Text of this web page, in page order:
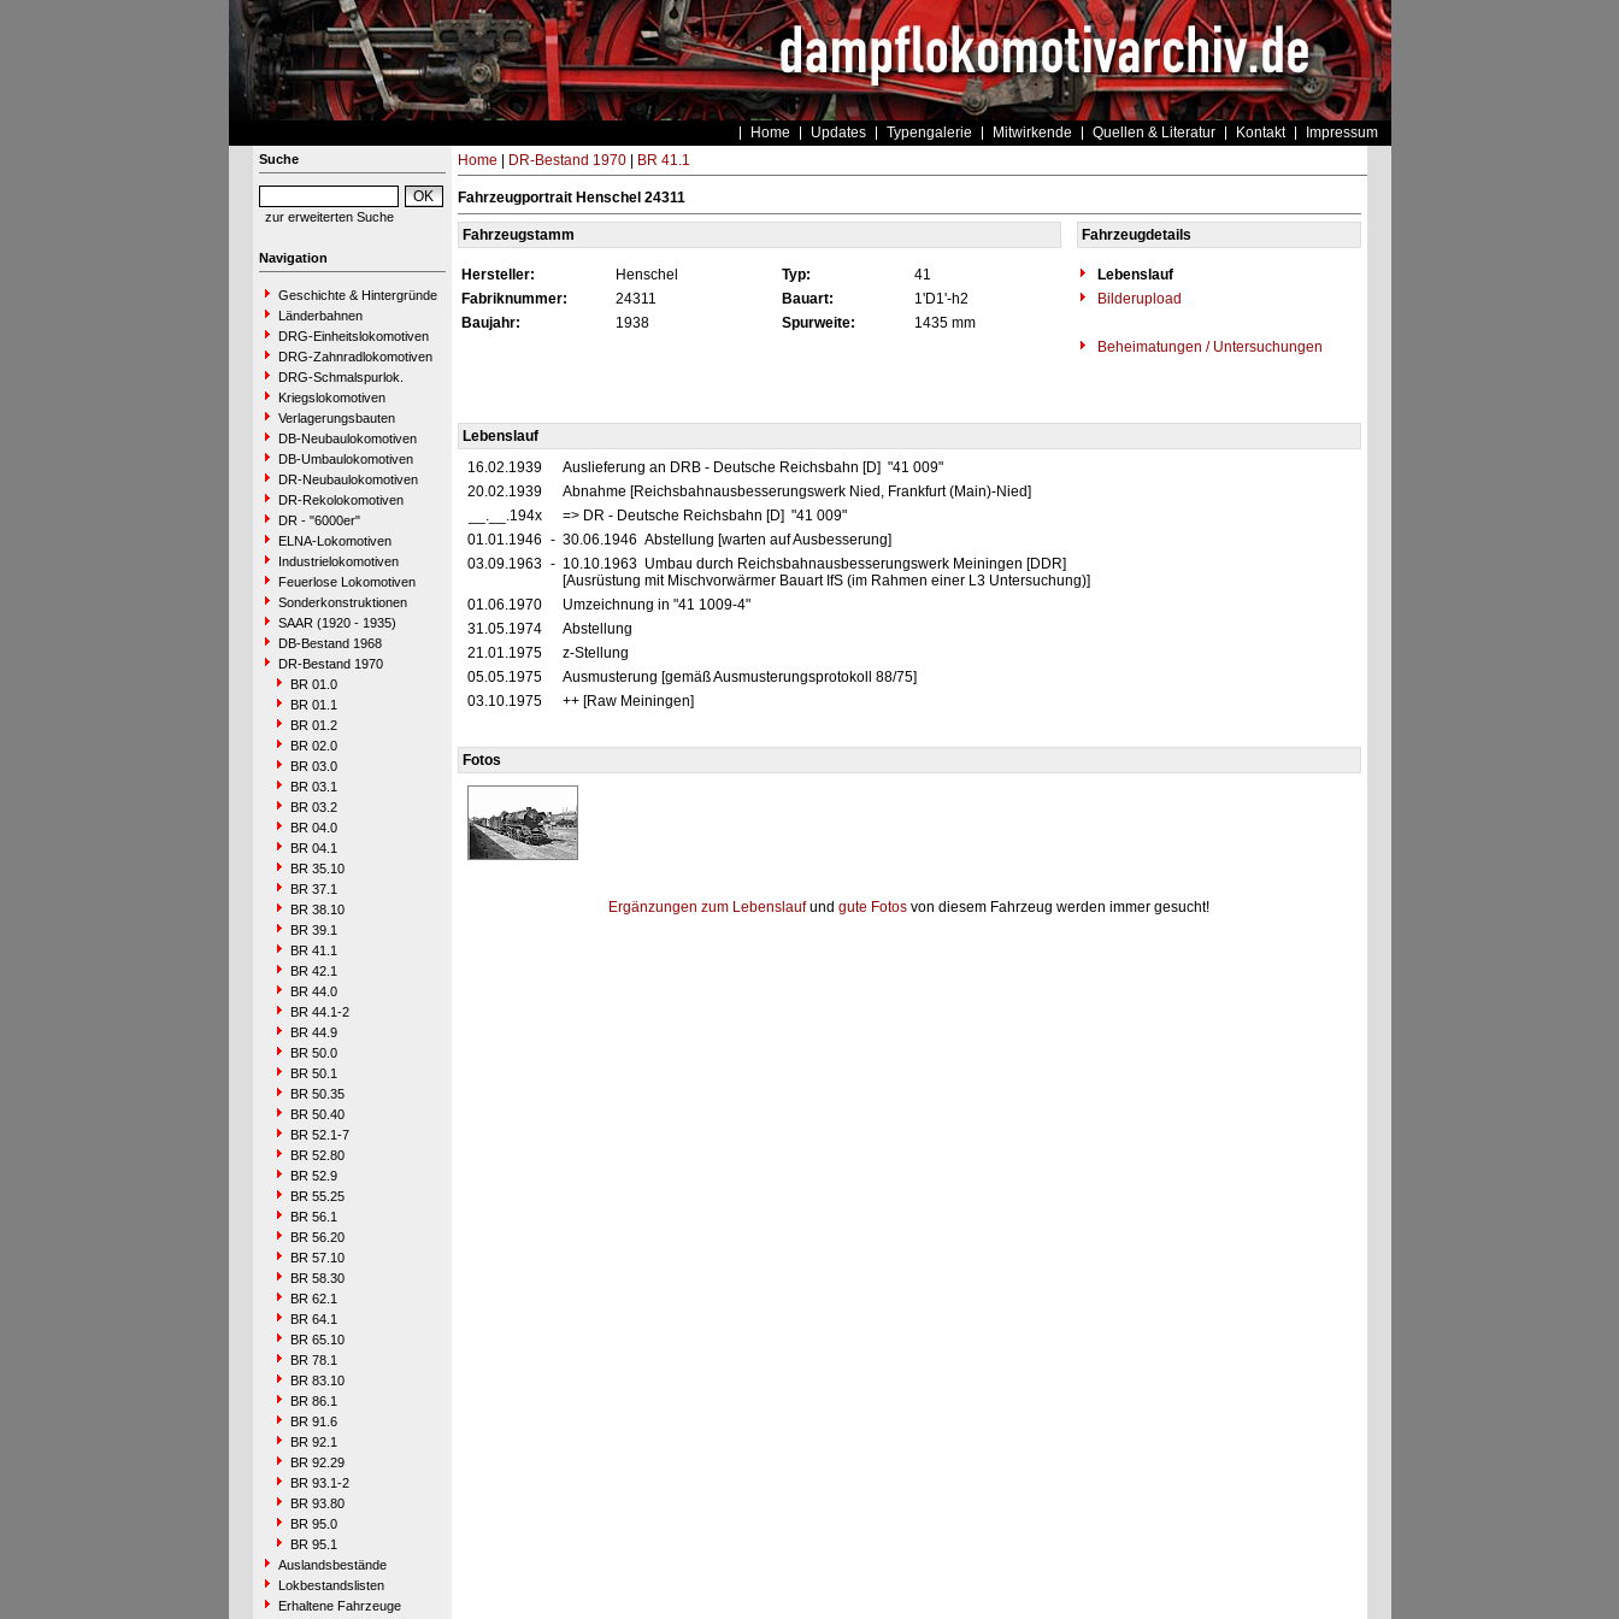
Home Updates Typengalerie Mitwirkende Quellen & Literatur Kontakt Impressum
Suche
zur erweiterten Suche
Navigation
Geschichte & Hintergründe
Länderbahnen
DRG-Einheitslokomotiven
DRG-Zahnradlokomotiven
DRG-Schmalspurlok.
Kriegslokomotiven
Verlagerungsbauten
DB-Neubaulokomotiven
DB-Umbaulokomotiven
DR-Neubaulokomotiven
DR-Rekolokomotiven
DR - "6000er"
ELNA-Lokomotiven
Industrielokomotiven
Feuerlose Lokomotiven
Sonderkonstruktionen
SAAR (1920 - 1935)
DB-Bestand 1968
DR-Bestand 1970
BR 01.0
BR 01.1
BR 01.2
BR 02.0
BR 03.0
BR 03.1
BR 03.2
BR 04.0
BR 04.1
BR 35.10
BR 37.1
BR 38.10
BR 39.1
BR 41.1
BR 42.1
BR 44.0
BR 44.1-2
BR 44.9
BR 50.0
BR 50.1
BR 50.35
BR 50.40
BR 52.1-7
BR 52.80
BR 52.9
BR 55.25
BR 56.1
BR 56.20
BR 57.10
BR 58.30
BR 62.1
BR 64.1
BR 65.10
BR 78.1
BR 83.10
BR 86.1
BR 91.6
BR 92.1
BR 92.29
BR 93.1-2
BR 93.80
BR 95.0
BR 95.1
Auslandsbestände
Lokbestandslisten
Erhaltene Fahrzeuge
Home DR-Bestand 1970| BR 41.1
Fahrzeugportrait Henschel 24311
Fahrzeugstamm Fahrzeugdetails
Hersteller: Henschel Typ: 41
Lebenslauf
Fabriknummer:
24311 Bauart: 1'D1'-h2
Bilderupload
Baujahr:
1938 Spurweite:
1435 mm
Beheimatungen / Untersuchungen
Lebenslauf
16.02.1939
Auslieferung an DRB - Deutsche Reichsbahn [D] "41 009"
20.02.1939
Abnahme [Reichsbahnausbesserungswerk Nied, Frankfurt (Main)-Nied]
__.__.194x
=> DR - Deutsche Reichsbahn [D] "41 009"
01.01.1946 - 30.06.1946 Abstellung [warten auf Ausbesserung]
03.09.1963 - 10.10.1963 Umbau durch Reichsbahnausbesserungswerk Meiningen [DDR]
[Ausrüstung mit Mischvorwärmer Bauart IfS (im Rahmen einer L3 Untersuchung)]
01.06.1970
Umzeichnung in "41 1009-4"
31.05.1974
Abstellung
21.01.1975
z-Stellung
05.05.1975
Ausmusterung [gemäß Ausmusterungsprotokoll 88/75]
03.10.1975
++ [Raw Meiningen]
Fotos
Ergänzungen zum Lebenslaufund gute Fotos von diesem Fahrzeug werden immer gesucht!